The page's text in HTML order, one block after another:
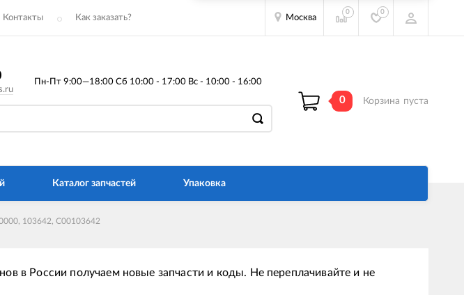
Контакты Как заказать? Москва
0 0
Пн-Пт 9:00—18:00 Сб 10:00 - 17:00 Вс - 10:00 - 16:00
0 Корзина пуста
Каталог запчастей Упаковка
103642, C00103642
в России получаем новые запчасти и коды. Не переплачивайте и не